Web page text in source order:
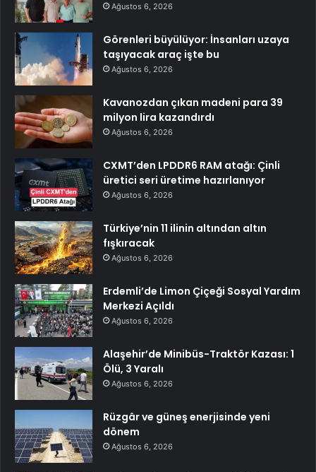
Ağustos 6, 2026
Görenleri büyülüyor: İnsanları uzaya
taşıyacak araç işte bu
Ağustos 6, 2026
Kavanozdan çıkan madeni para 39
milyon lira kazandırdı
Ağustos 6, 2026
CXMT’den LPDDR6 RAM atağı: Çinli
üretici seri üretime hazırlanıyor
Ağustos 6, 2026
Türkiye’nin 11 ilinin altından altın
fışkıracak
Ağustos 6, 2026
Erdemli’de Limon Çiçeği Sosyal Yardım
Merkezi Açıldı
Ağustos 6, 2026
Alaşehir’de Minibüs-Traktör Kazası: 1
Ölü, 3 Yaralı
Ağustos 6, 2026
Rüzgâr ve güneş enerjisinde yeni
dönem
Ağustos 6, 2026